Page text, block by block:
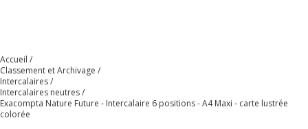
Accueil
Classement et Archivage
Intercalaires
Intercalaires neutres
Exacompta Nature Future - Intercalaire 6 positions - A4 Maxi - carte lustrée
colorée